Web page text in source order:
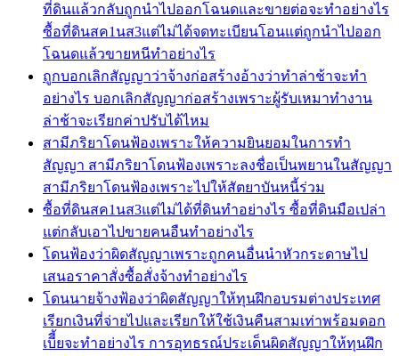
ที่ดินแล้วกลับถูกนำไปออกโฉนดและขายต่อจะทำอย่างไร
ซื้อที่ดินสค1นส3แต่ไม่ได้จดทะเบียนโอนแต่ถูกนำไปออก
โฉนดแล้วขายหนีทำอย่างไร
ถูกบอกเลิกสัญญาว่าจ้างก่อสร้างอ้างว่าทำล่าช้าจะทำ
อย่างไร บอกเลิกสัญญาก่อสร้างเพราะผู้รับเหมาทำงาน
ล่าช้าจะเรียกค่าปรับได้ไหม
สามีภริยาโดนฟ้องเพราะให้ความยินยอมในการทำ
สัญญา สามีภริยาโดนฟ้องเพราะลงชื่อเป็นพยานในสัญญา
สามีภริยาโดนฟ้องเพราะไปให้สัตยาบันหนี้ร่วม
ซื้อที่ดินสค1นส3แต่ไม่ได้ที่ดินทำอย่างไร ซื้อที่ดินมือเปล่า
แต่กลับเอาไปขายคนอืนทำอย่างไร
โดนฟ้องว่าผิดสัญญาเพราะถูกคนอื่นนำหัวกระดาษไป
เสนอราคาสั่งซื้อสั่งจ้างทำอย่างไร
โดนนายจ้างฟ้องว่าผิดสัญญาให้ทุนฝึกอบรมต่างประเทศ
เรียกเงินที่จ่ายไปและเรียกให้ใช้เงินคืนสามเท่าพร้อมดอก
เบีี้ยจะทำอย่างไร การอุทธรณ์ประเด็นผิดสัญญาให้ทุนฝึก